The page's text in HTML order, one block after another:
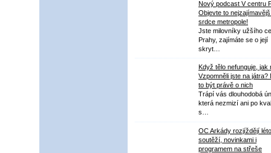
Nový podcast V centru
Objevte to
srdce metropole!
Jste milovníky užšího
Prahy, zajímáte se o její
skryt…
Když tělo nefunguje, jak
Vzpomněli jste na játra?
to být právě o nich
Trápí vás dlouhodobá
která nezmizí ani po
s…
OC Arkády rozjíždějí léto
soutěží, novinkami i
programem na střeše